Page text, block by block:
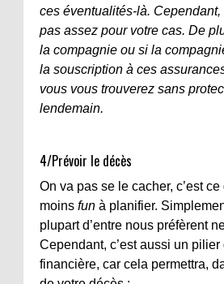
ces éventualités-là. Cependant,
pas assez pour votre cas. De
la compagnie ou si la
la souscription à ces
vous vous trouverez sans
lendemain.
4/Prévoir le décès
On va pas se le cacher, c’est ce
moins fun à planifier.
plupart d’entre nous préfèrent
Cependant, c’est aussi un
financière, car cela permettra,